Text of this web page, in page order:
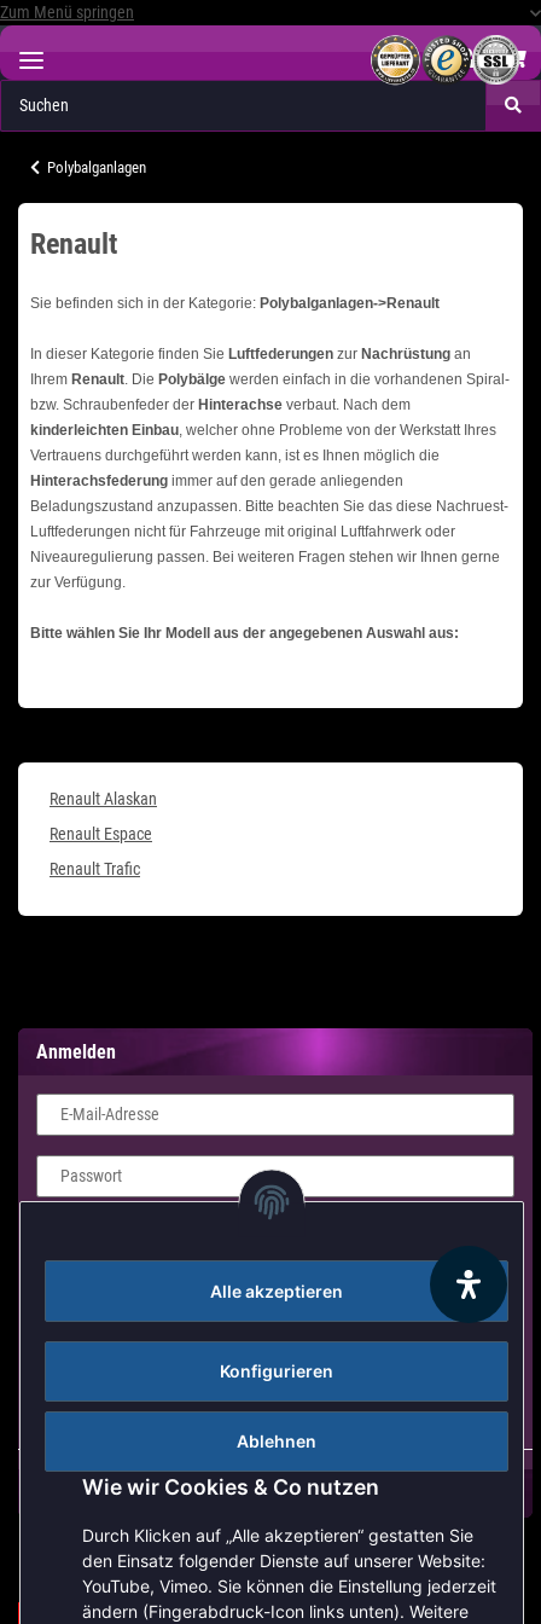
Zum Menü springen
Alle akzeptieren
Konfigurieren
Ablehnen
Wie wir Cookies & Co nutzen
Durch Klicken auf „Alle akzeptieren“ gestatten Sie
den Einsatz folgender Dienste auf unserer Website:
YouTube, Vimeo. Sie können die Einstellung jederzeit
ändern (Fingerabdruck-Icon links unten). Weitere
Polybalganlagen
Renault
Sie befinden sich in der Kategorie: Polybalganlagen->Renault
In dieser Kategorie finden Sie Luftfederungen zur Nachrüstung an
Ihrem Renault . Die Polybälge werden einfach in die vorhandenen Spiral-
bzw. Schraubenfeder der Hinterachse verbaut. Nach dem
kinderleichten Einbau , welcher ohne Probleme von der Werkstatt Ihres
Vertrauens durchgeführt werden kann, ist es Ihnen möglich die
Hinterachsfederung immer auf den gerade anliegenden
Beladungszustand anzupassen. Bitte beachten Sie das diese Nachruest-
Luftfederungen nicht für Fahrzeuge mit original Luftfahrwerk oder
Niveauregulierung passen. Bei weiteren Fragen stehen wir Ihnen gerne
zur Verfügung.
Bitte wählen Sie Ihr Modell aus der angegebenen Auswahl aus:
Renault Alaskan
Renault Espace
Renault Trafic
Anmelden
E-Mail-Adresse
Passwort
Neu hier?Jetzt registrieren!